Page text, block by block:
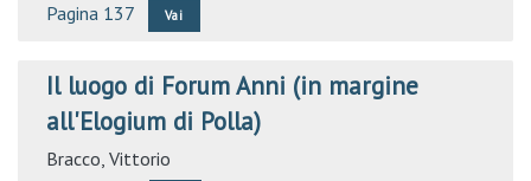
Pagina 137
Vai
Il luogo di Forum Anni (in margine
all'Elogium di Polla)
Bracco, Vittorio